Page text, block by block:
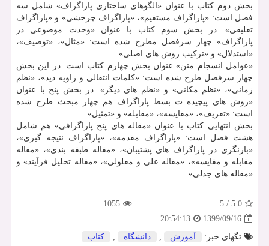
بخش دوم کتاب با عنوان «الگوهای ساختاری پاراگراف» شامل سه
فصل است: «پاراگراف مستقیم»، «پاراگراف چرخشی» و «پاراگراف
تعلیقی». در بخش سوم کتاب با عنوان «وحدت موضوعی در
پاراگراف» چهار سرفصل مطرح شده است: «مثال»، «توصیف»،
«استدلال» و «ترکیب روش های اصلی».
«عوامل انسجام متن» عنوان بخش چهارم کتاب است. در این بخش
چهار سرفصل طرح شده است: «کلمات انتقالی و زاویه دید»، «نظم
زمانی»، «نظم مکانی» و «نظم های دیگر». در بخش پنج با عنوان
«روش های پیچیده ت بسط پاراگراف هم چهار مبحث طرح شده
است: «تعریف»، «مقایسه»، «مقابله» و «تمثیل».
بخش انتهایی کتاب با عنوان «مقاله های پنج پاراگرافی» هم شامل
هشت فصل است: «پاراگراف مقدمه»، «پاراگراف نتیجه گیری»،
«بازنگری در پاراگراف های پشتیبان»، «مقاله طبقه بندی»، «مقاله
مقابله و مقایسه»، «مقاله علی و معلولی»، «مقاله تحلیل فرآیند» و
«مقاله های جدلی».
5.0
/
5
1055
1399/09/16
20:54:13
تگهای خبر:
آموزش , دانشگاه , كتاب